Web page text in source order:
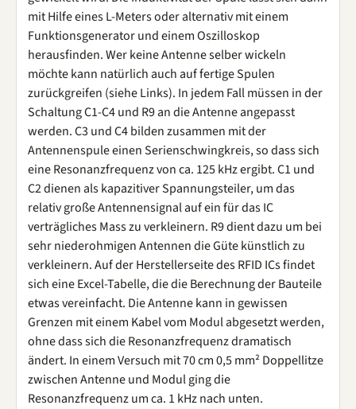
mit Hilfe eines L-Meters oder alternativ mit einem
Funktionsgenerator und einem Oszilloskop
herausfinden. Wer keine Antenne selber wickeln
möchte kann natürlich auch auf fertige Spulen
zurückgreifen (siehe Links). In jedem Fall müssen in der
Schaltung C1-C4 und R9 an die Antenne angepasst
werden. C3 und C4 bilden zusammen mit der
Antennenspule einen Serienschwingkreis, so dass sich
eine Resonanzfrequenz von ca. 125 kHz ergibt. C1 und
C2 dienen als kapazitiver Spannungsteiler, um das
relativ große Antennensignal auf ein für das IC
verträgliches Mass zu verkleinern. R9 dient dazu um bei
sehr niederohmigen Antennen die Güte künstlich zu
verkleinern. Auf der Herstellerseite des RFID ICs findet
sich eine Excel-Tabelle, die die Berechnung der Bauteile
etwas vereinfacht. Die Antenne kann in gewissen
Grenzen mit einem Kabel vom Modul abgesetzt werden,
ohne dass sich die Resonanzfrequenz dramatisch
ändert. In einem Versuch mit 70 cm 0,5 mm² Doppellitze
zwischen Antenne und Modul ging die
Resonanzfrequenz um ca. 1 kHz nach unten.